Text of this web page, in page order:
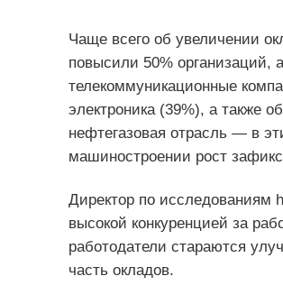
Чаще всего об увеличении
повысили 50% организаций,
телекоммуникационные
электроника (39%), а также
нефтегазовая отрасль — в
машиностроении рост
Директор по исследованиям
высокой конкуренцией за
работодатели стараются
часть окладов.